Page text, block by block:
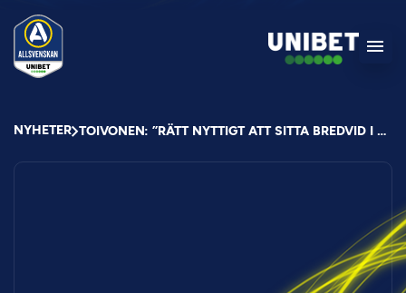
NYHETER TOIVONEN: ”RÄTT NYTTIGT ATT SITTA BREDVID I BÖRJAN”